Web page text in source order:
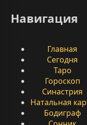
Навигация
Главная
Сегодня
Таро
Гороскоп
Синастрия
Натальная
Бодиграф